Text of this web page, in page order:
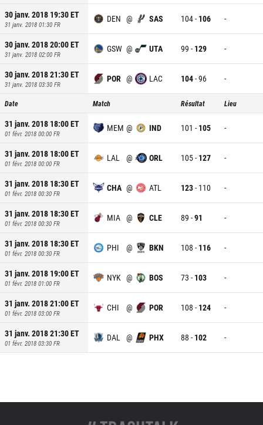
30 janv. 2018 19:30ET
31 janv. 2018 01:30 FR
DEN @ SAS 104- 106 -
30 janv. 2018 20:00ET
31 janv. 2018 02:00 FR
GSW @ UTA 99 - 129 -
30 janv. 2018 21:30ET
31 janv. 2018 03:30 FR
POR @ LAC 104-96 -
Date Match Résultat Lieu
31 janv. 2018 18:00ET
01 févr. 2018 00:00 FR
MEM @ IND 101 - 105 -
31 janv. 2018 18:00ET
01 févr. 2018 00:00 FR
LAL @ ORL 105- 127 -
31 janv. 2018 18:30ET
01 févr. 2018 00:30 FR
CHA @ ATL 123- 110 -
31 janv. 2018 18:30ET
01 févr. 2018 00:30 FR
MIA @ CLE 89 -91 -
31 janv. 2018 18:30ET
01 févr. 2018 00:30 FR
PHI @ BKN 108 - 116 -
31 janv. 2018 19:00ET
01 févr. 2018 01:00 FR
NYK @ BOS 73 - 103 -
31 janv. 2018 21:00ET
01 févr. 2018 03:00 FR
CHI @ POR 108 - 124 -
31 janv. 2018 21:30ET
01 févr. 2018 03:30 FR
DAL @ PHX 88 - 102 -